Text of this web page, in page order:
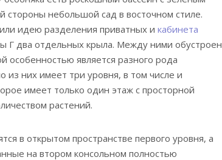
стороны небольшой сад в восточном стиле.
идею разделения приватных и кабинета
Г два отдельных крыла. Между ними обустроен
особенностью является разного рода
из них имеет три уровня, в том числе и
имеет только один этаж с просторной
растений.
в открытом пространстве первого уровня, а
на втором консольном полностью